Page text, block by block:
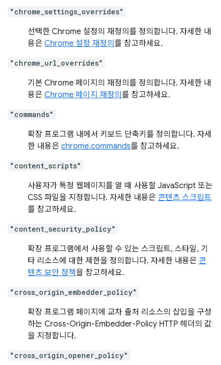
"chrome_settings_overrides"
선택한 Chrome 설정의 재정의를 정의합니다. 자세한 내
용은 Chrome 설정 재정의 를 참고하세요.
"chrome_url_overrides"
기본 Chrome 페이지의 재정의를 정의합니다. 자세한 내
용은 Chrome 페이지 재정의 를 참고하세요.
"commands"
확장 프로그램 내에서 키보드 단축키를 정의합니다. 자세
한 내용은 chrome.commands를 참고하세요.
"content_scripts"
사용자가 특정 웹페이지를 열 때 사용할 JavaScript 또는
CSS 파일을 지정합니다. 자세한 내용은 콘텐츠 스크립트
를 참고하세요.
"content_security_policy"
확장 프로그램에서 사용할 수 있는 스크립트, 스타일, 기
타 리소스에 대한 제한을 정의합니다. 자세한 내용은 콘
텐츠 보안 정책을 참고하세요.
"cross_origin_embedder_policy"
확장 프로그램 페이지에 교차 출처 리소스의 삽입을 구성
하는 Cross-Origin-Embedder-Policy HTTP 헤더의 값
을 지정합니다.
"cross_origin_opener_policy"